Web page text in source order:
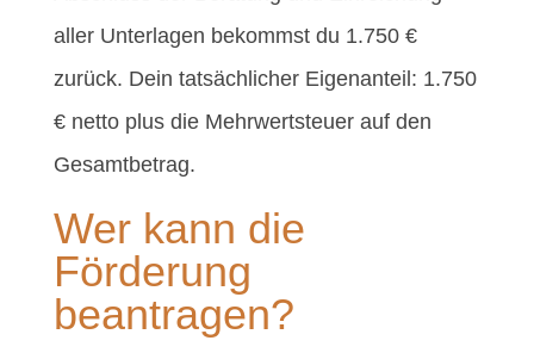
aller Unterlagen bekommst du 1.750 €
zurück. Dein tatsächlicher Eigenanteil: 1.750
€ netto plus die Mehrwertsteuer auf den
Gesamtbetrag.
Wer kann die
Förderung
beantragen?